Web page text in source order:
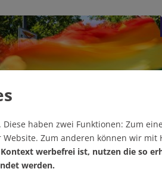
Diese haben zwei Funktionen: Zum
Zum anderen können wir mit
Kontext werbefrei ist, nutzen die so
werden.